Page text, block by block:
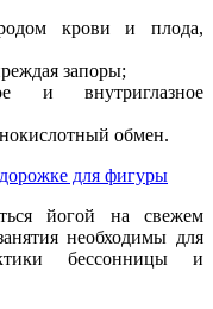
крови и плода,
запоры;
и внутриглазное
обмен.
для фигуры
йогой на свежем
необходимы для
бессонницы и